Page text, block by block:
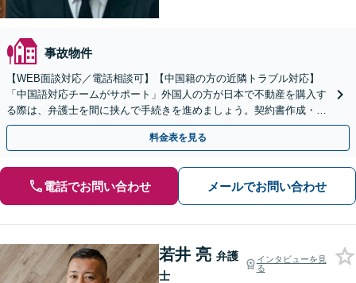
事故物件
【WEB面談対応／電話相談可】【中国籍の方の近隣トラブル対応】
「中国語対応チームがサポート」外国人の方が日本で不動産を購入す
る際は、弁護士を間に挟んで手続きを進めましょう。契約書作成・リ
ーガルチェック・翻訳サポート等も可【休日・夜間相談可】
料金表を見る
電話でお問い合わせ メールでお問い合わせ
若井 亮 弁護
士
インタビューを見
る